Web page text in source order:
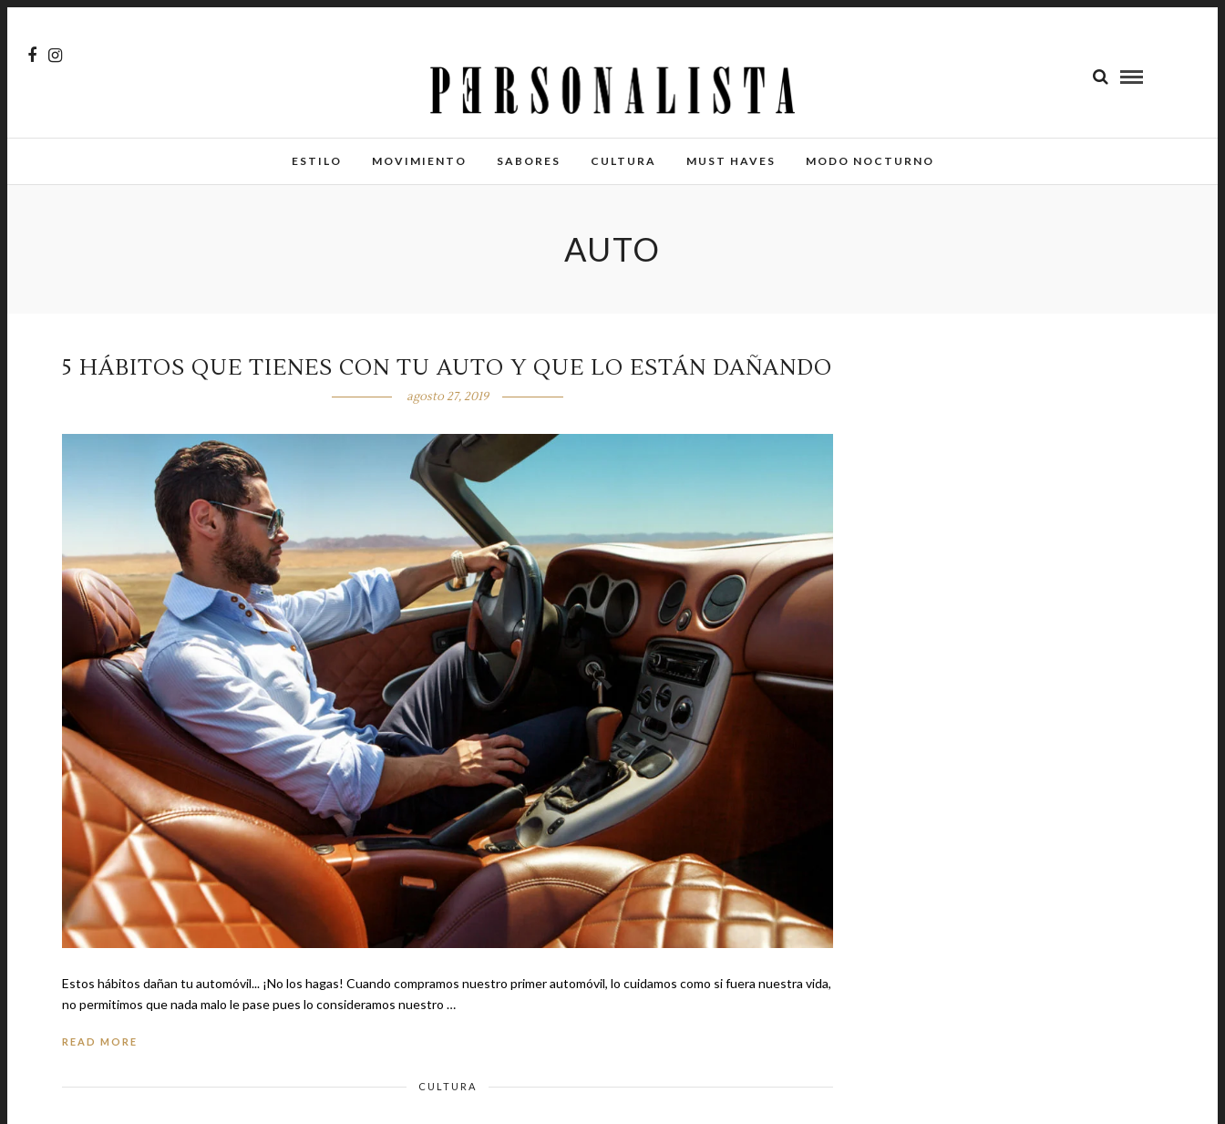
ESTILO MOVIMIENTO SABORES CULTURA MUST HAVES MODO NOCTURNO
AUTO
5 HÁBITOS QUE TIENES CON TU AUTO Y QUE LO ESTÁN DAÑANDO
agosto 27, 2019
Estos hábitos dañan tu automóvil... ¡No los hagas! Cuando compramos nuestro primer automóvil, lo cuidamos como si fuera nuestra vida,
no permitimos que nada malo le pase pues lo consideramos nuestro …
READ MORE
CULTURA